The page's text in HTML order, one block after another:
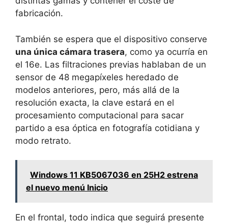
fabricación.
También se espera que el dispositivo conserve
una única cámara trasera, como ya ocurría en
el 16e. Las filtraciones previas hablaban de un
sensor de 48 megapíxeles heredado de
modelos anteriores, pero, más allá de la
resolución exacta, la clave estará en el
procesamiento computacional para sacar
partido a esa óptica en fotografía cotidiana y
modo retrato.
Windows 11 KB5067036 en 25H2 estrena
el nuevo menú Inicio
En el frontal, todo indica que seguirá presente